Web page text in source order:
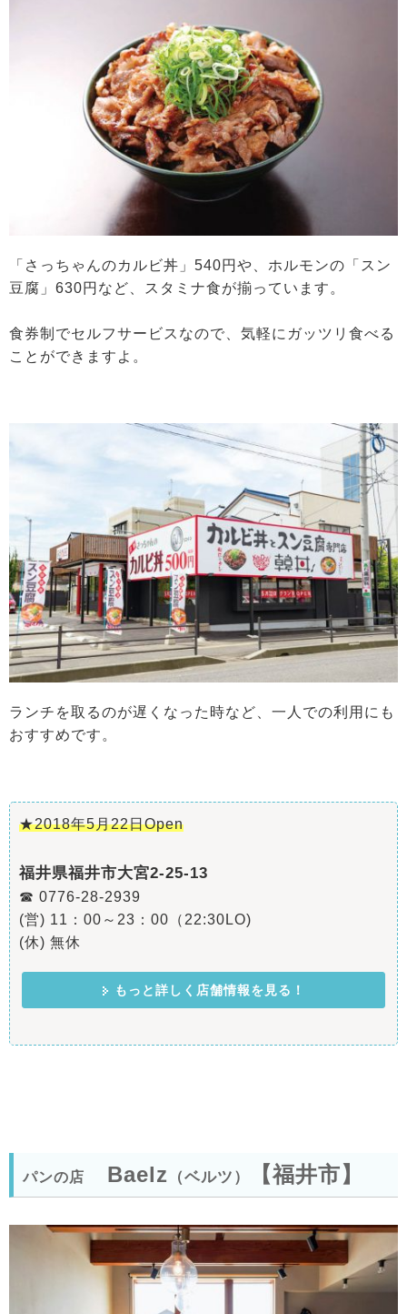
「さっちゃんのカルビ丼」540円や、ホルモンの「スン
豆腐」630円など、スタミナ食が揃っています。
食券制でセルフサービスなので、気軽にガッツリ食べる
ことができますよ。
ランチを取るのが遅くなった時など、一人での利用にも
おすすめです。
★2018年5月22日Open
福井県福井市大宮2-25-13
☎ 0776-28-2939
(営) 11：00～23：00（22:30LO)
(休) 無休
もっと詳しく店舗情報を見る！
パンの店 Baelz （ベルツ） 【福井市】